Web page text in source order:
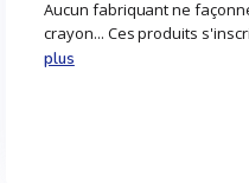
Aucun fabriquant ne
crayon... Ces produits
plus